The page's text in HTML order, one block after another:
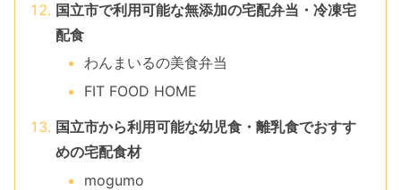
国立市で利用可能な無添加の宅配弁当・冷凍宅
配食
わんまいるの美食弁当
FIT FOOD HOME
国立市から利用可能な幼児食・離乳食でおすす
めの宅配食材
mogumo